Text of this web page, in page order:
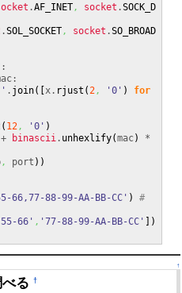
.AF_INET, socket .SOCK_D
.SOL_SOCKET, socket .SO_BROAD
:
. join( [x. rjust ( 2, '0' )
for
( 12, '0' )
binascii . unhexlify(mac)
, port ) )
66,77-88-99-AA-BB-CC' )
#
66' , '77-88-99-AA-BB-CC' ] )
↑
べる†